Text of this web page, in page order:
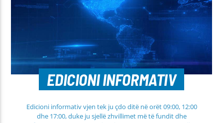
EDICIONI INFORMATIV
Edicioni informativ vjen tek ju çdo ditë në orët 09:00, 12:00
dhe 17:00, duke ju sjellë zhvillimet më të fundit dhe